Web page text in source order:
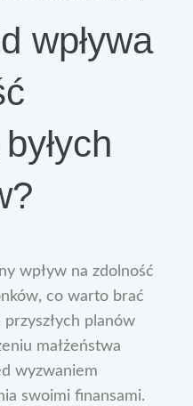
wpływa
wpływ na zdolność
co warto brać
planów
małżeństwa
wyzwaniem
swoimi finansami.